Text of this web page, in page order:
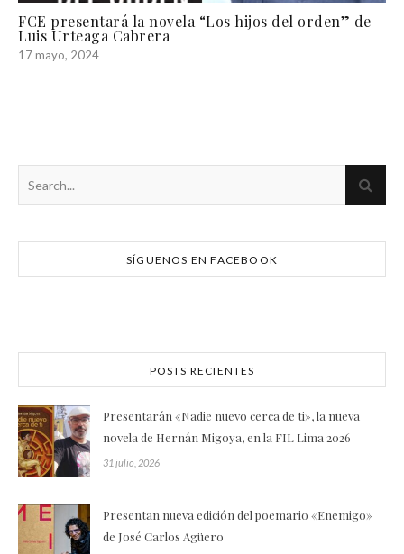
FCE presentará la novela “Los hijos del orden” de
Luis Urteaga Cabrera
17 mayo, 2024
SÍGUENOS EN FACEBOOK
POSTS RECIENTES
Presentarán «Nadie nuevo cerca de ti», la nueva
novela de Hernán Migoya, en la FIL Lima 2026
31 julio, 2026
Presentan nueva edición del poemario «Enemigo»
de José Carlos Agüero